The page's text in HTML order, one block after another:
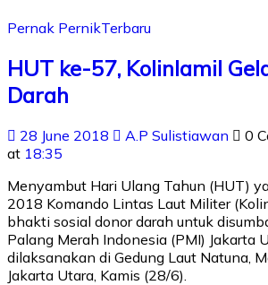
Pernak PernikTerbaru
HUT ke-57, Kolinlamil
Darah
28 June 2018 A.P Sulistiawan 0
at 18:35
Menyambut Hari Ulang Tahun (HUT)
2018 Komando Lintas Laut Militer
bhakti sosial donor darah untuk
Palang Merah Indonesia (PMI) Jakarta
dilaksanakan di Gedung Laut Natuna,
Jakarta Utara, Kamis (28/6).